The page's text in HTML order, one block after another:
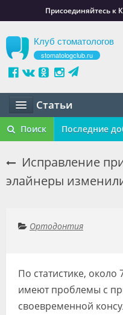
Присоединяйтесь к
Клуб стоматологов
stomatologclub.ru
Статьи
Статьи
Обучение
Резюме
Видео
Форум
Поиск Последние
Исправление
элайнеры
Ортодонтия
По статистике,
имеют проблемы с
своевременной